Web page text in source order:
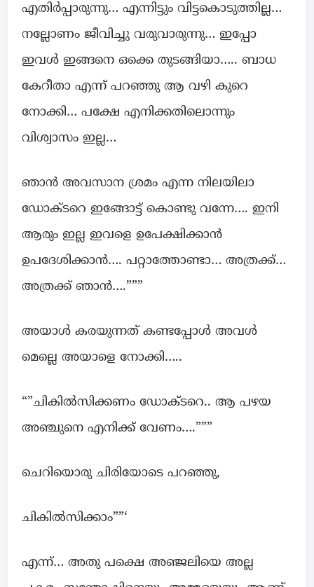
എതിർപ്പാരുന്നു… എന്നിട്ടും വിട്ടകൊടുത്തില്ല…
നല്ലോണം ജീവിച്ചു വരുവാരുന്നു… ഇപ്പോ
ഇവൾ ഇങ്ങനെ ഒക്കെ തുടങ്ങിയാ….. ബാധ
കേറീതാ എന്ന് പറഞ്ഞു ആ വഴി കുറെ
നോക്കി… പക്ഷേ എനിക്കതിലൊന്നും
വിശ്വാസം ഇല്ല…
ഞാൻ അവസാന ശ്രമം എന്ന നിലയിലാ
ഡോക്ടറെ ഇങ്ങോട്ട് കൊണ്ടു വന്നേ…. ഇനി
ആരും ഇല്ല ഇവളെ ഉപേക്ഷിക്കാൻ
ഉപദേശിക്കാൻ…. പറ്റാത്തോണ്ടാ… അത്രക്ക്…
അത്രക്ക് ഞാൻ….”””
അയാൾ കരയുന്നത് കണ്ടപ്പോൾ അവൾ
മെല്ലെ അയാളെ നോക്കി…..
“”ചികിൽസിക്കണം ഡോക്ടറെ.. ആ പഴയ
അഞ്ചുനെ എനിക്ക് വേണം….”””
ചെറിയൊരു ചിരിയോടെ പറഞ്ഞു,
ചികിൽസിക്കാം””‘
എന്ന്… അതു പക്ഷെ അഞ്ജലിയെ അല്ല